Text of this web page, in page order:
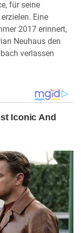
für seine
Eine
2017 erinnert,
Neuhaus den
verlassen